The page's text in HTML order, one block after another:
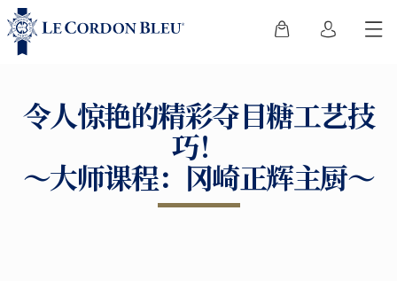
令人惊艳的精彩夺目糖工艺技
巧！
～大师课程：冈崎正辉主厨～